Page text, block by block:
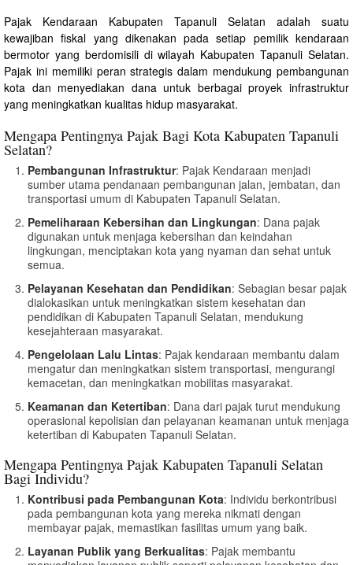
Pajak Kendaraan Kabupaten Tapanuli Selatan adalah suatu
kewajiban fiskal yang dikenakan pada setiap pemilik kendaraan
bermotor yang berdomisili di wilayah Kabupaten Tapanuli Selatan.
Pajak ini memiliki peran strategis dalam mendukung pembangunan
kota dan menyediakan dana untuk berbagai proyek infrastruktur
yang meningkatkan kualitas hidup masyarakat.
Mengapa Pentingnya Pajak Bagi Kota Kabupaten Tapanuli
Selatan?
Pembangunan Infrastruktur: Pajak Kendaraan menjadi
sumber utama pendanaan pembangunan jalan, jembatan, dan
transportasi umum di Kabupaten Tapanuli Selatan.
Pemeliharaan Kebersihan dan Lingkungan: Dana pajak
digunakan untuk menjaga kebersihan dan keindahan
lingkungan, menciptakan kota yang nyaman dan sehat untuk
semua.
Pelayanan Kesehatan dan Pendidikan: Sebagian besar pajak
dialokasikan untuk meningkatkan sistem kesehatan dan
pendidikan di Kabupaten Tapanuli Selatan, mendukung
kesejahteraan masyarakat.
Pengelolaan Lalu Lintas: Pajak kendaraan membantu dalam
mengatur dan meningkatkan sistem transportasi, mengurangi
kemacetan, dan meningkatkan mobilitas masyarakat.
Keamanan dan Ketertiban: Dana dari pajak turut mendukung
operasional kepolisian dan pelayanan keamanan untuk menjaga
ketertiban di Kabupaten Tapanuli Selatan.
Mengapa Pentingnya Pajak Kabupaten Tapanuli Selatan
Bagi Individu?
Kontribusi pada Pembangunan Kota: Individu berkontribusi
pada pembangunan kota yang mereka nikmati dengan
membayar pajak, memastikan fasilitas umum yang baik.
Layanan Publik yang Berkualitas: Pajak membantu